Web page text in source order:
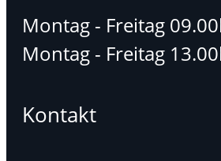
Montag - Freitag
Montag - Freitag
Kontakt